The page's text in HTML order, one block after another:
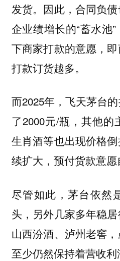
发货。因此，合同负
企业绩增长的“蓄水池
下商家打款的意愿，即
打款订货越多。
而2025年，飞天茅台
了2000元/瓶，其他的
生肖酒等也出现价格
续扩大，预付货款意愿
尽管如此，茅台依然
头，另外几家多年稳居
山西汾酒、泸州老窖
至少仍然保持着营收利